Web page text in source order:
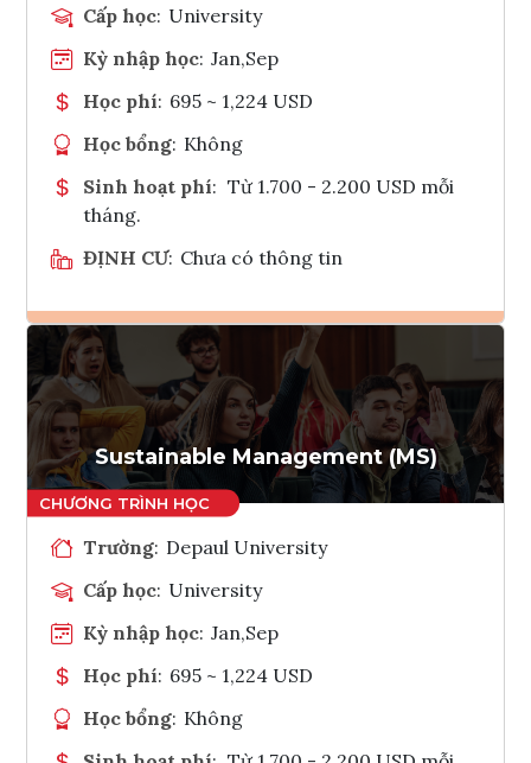
Cấp học: University
Kỳ nhập học: Jan,Sep
Học phí: 695 ~ 1,224 USD
Học bổng: Không
Sinh hoạt phí: Từ 1.700 - 2.200 USD mỗi
tháng.
ĐỊNH CƯ: Chưa có thông tin
Ghi danh
Tham vấn Interlink
Sustainable Management (MS)
Trường: Depaul University
Cấp học: University
Kỳ nhập học: Jan,Sep
Học phí: 695 ~ 1,224 USD
Học bổng: Không